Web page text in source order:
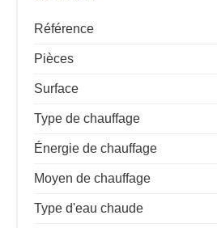
Référence
Pièces
Surface
Type de chauffage
Énergie de chauffage
Moyen de chauffage
Type d'eau chaude